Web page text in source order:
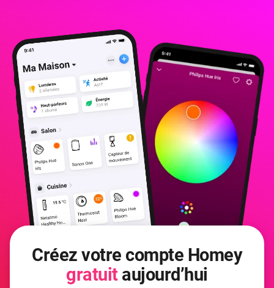
Créez votre compte Homey
gratuitaujourd’hui